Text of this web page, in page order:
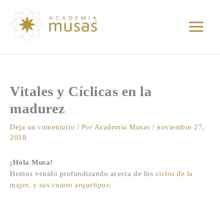
contenido
Vitales y Cíclicas en la
madurez
Deja un comentario / Por Academia Musas / noviembre 27,
2018
¡Hola Musa!
Hemos venido profundizando acerca de los ciclos de la
mujer, y sus cuatro arquetipos: